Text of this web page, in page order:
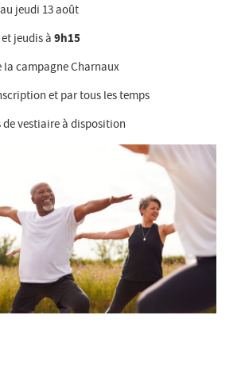
jeudi 13 août
jeudis à 9h15
la campagne Charnaux
et par tous les temps
de vestiaire à disposition